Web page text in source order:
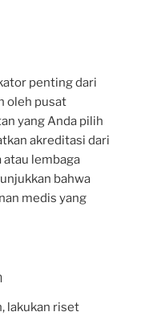
penting dari
oleh pusat
yang Anda pilih
akreditasi dari
lembaga
bahwa
medis yang
lakukan riset